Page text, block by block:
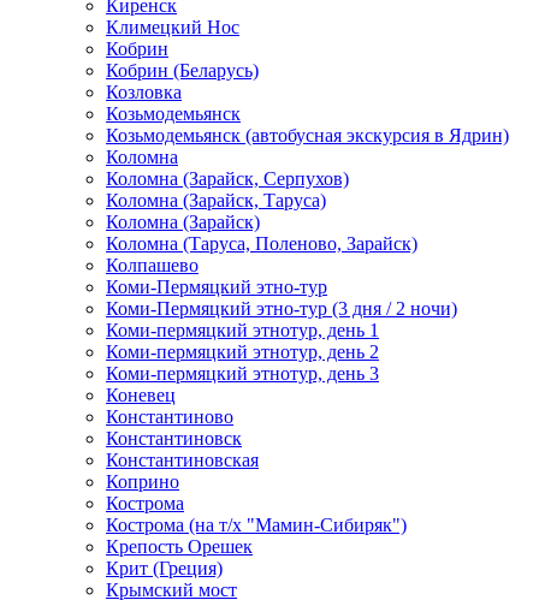
Киренск
Климецкий Нос
Кобрин
Кобрин (Беларусь)
Козловка
Козьмодемьянск
Козьмодемьянск (автобусная экскурсия в Ядрин)
Коломна
Коломна (Зарайск, Серпухов)
Коломна (Зарайск, Таруса)
Коломна (Зарайск)
Коломна (Таруса, Поленово, Зарайск)
Колпашево
Коми-Пермяцкий этно-тур
Коми-Пермяцкий этно-тур (3 дня / 2 ночи)
Коми-пермяцкий этнотур, день 1
Коми-пермяцкий этнотур, день 2
Коми-пермяцкий этнотур, день 3
Коневец
Константиново
Константиновск
Константиновская
Коприно
Кострома
Кострома (на т/х "Мамин-Сибиряк")
Крепость Орешек
Крит (Греция)
Крымский мост